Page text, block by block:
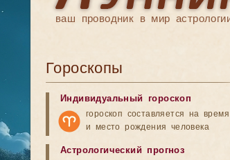
ваш проводник в мир
Гороскопы
Индивидуальный гороскоп
гороскоп составляется на время
и место рождения человека
Астрологический прогноз